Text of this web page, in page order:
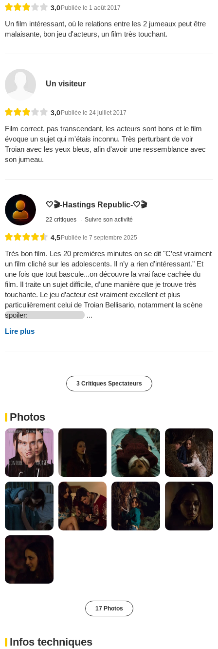
3,0 Publiée le 1 août 2017
Un film intéressant, où le relations entre les 2 jumeaux peut être
malaisante, bon jeu d'acteurs, un film très touchant.
Un visiteur
3,0Publiée le 24 juillet 2017
Film correct, pas transcendant, les acteurs sont bons et le film
évoque un sujet qui m'étais inconnu. Très perturbant de voir
Troian avec les yeux bleus, afin d'avoir une ressemblance avec
son jumeau.
🤍🎬-Hastings Republic-🤍🎬
22 critiques Suivre son activité
4,5Publiée le 7 septembre 2025
Très bon film. Les 20 premières minutes on se dit "C’est vraiment
un film cliché sur les adolescents. Il n’y a rien d’intéressant." Et
une fois que tout bascule...on découvre la vrai face cachée du
film. Il traite un sujet difficile, d’une manière que je trouve très
touchante. Le jeu d’acteur est vraiment excellent et plus
particulièrement celui de Troian Bellisario, notamment la scène
spoiler:
...
Lire plus
3 Critiques Spectateurs
Photos
17 Photos
Infos techniques